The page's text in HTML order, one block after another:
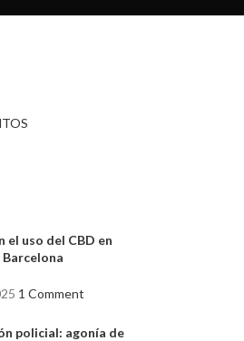
uso del CBD en
1 Comment
policial: agonía de